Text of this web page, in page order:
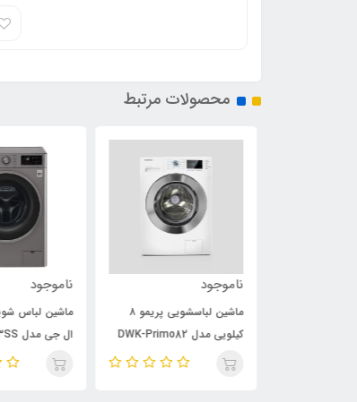
محصولات مرتبط
ناموجود
ماشین لباسشویی پریمو ۸
کیلویی مدل DWK-Primo82
ناموجود
ال جی مدل WM-843SS